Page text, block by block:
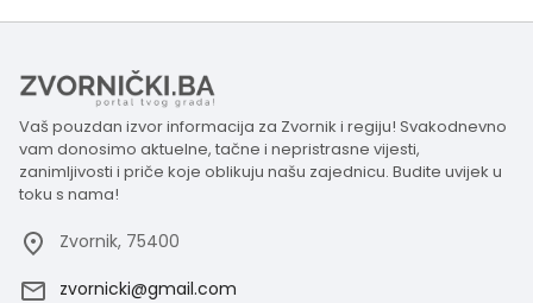
Vaš pouzdan izvor informacija za Zvornik i regiju! Svakodnevno
vam donosimo aktuelne, tačne i nepristrasne vijesti,
zanimljivosti i priče koje oblikuju našu zajednicu. Budite uvijek u
toku s nama!
Zvornik, 75400
zvornicki@gmail.com